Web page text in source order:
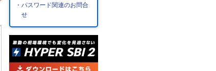
・パスワード関連のお問合
せ